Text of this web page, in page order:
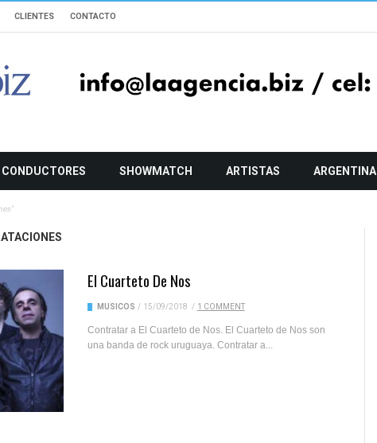
CLIENTES CONTACTO
CONDUCTORES SHOWMATCH ARTISTAS ARGENTINA
El Cuarteto De Nos
MUSICOS / 15/09/2018 / 1 COMMENT
Contratar a El Cuarteto de Nos. El Cuarteto de Nos son
una banda de rock uruguaya. Contratar a...